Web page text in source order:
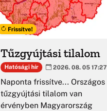
Frissítve!
Tűzgyújtási tilalom
Hatósági hír 2026. 08. 05 17:27
Naponta frissítve... Országos
tűzgyújtási tilalom van
érvényben Magyarország